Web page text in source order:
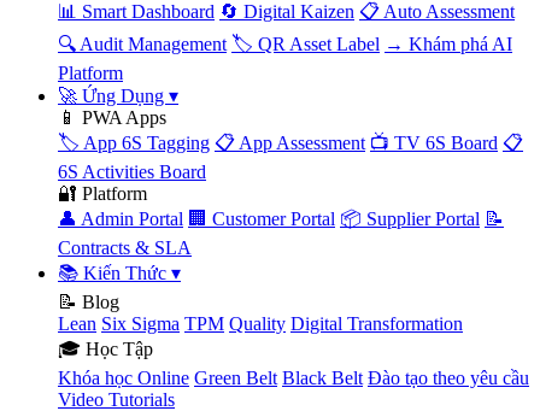
📊 Smart Dashboard 🔄 Digital Kaizen 📋 Auto Assessment
🔍 Audit Management 🏷️ QR Asset Label → Khám phá AI
Platform
🚀 Ứng Dụng ▾
📱 PWA Apps
🏷️ App 6S Tagging 📋 App Assessment 📺 TV 6S Board 📋
6S Activities Board
🔐 Platform
👤 Admin Portal 🏢 Customer Portal 📦 Supplier Portal 📝
Contracts & SLA
📚 Kiến Thức ▾
📝 Blog
Lean Six Sigma TPM Quality Digital Transformation
🎓 Học Tập
Khóa học Online Green Belt Black Belt Đào tạo theo yêu cầu
Video Tutorials